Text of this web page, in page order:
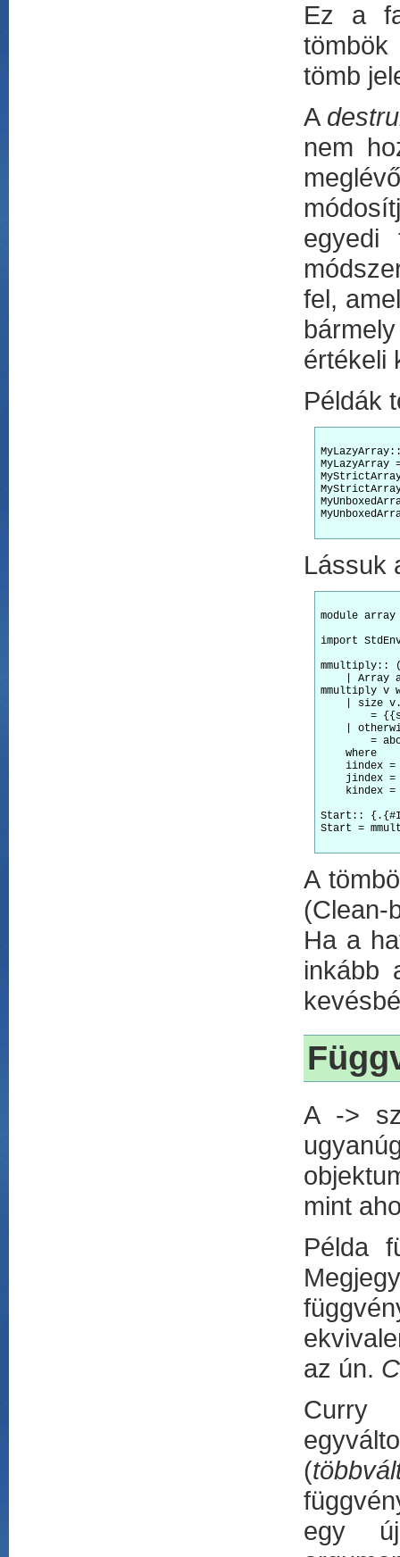
Ez a
tömb
A
nem
egyedi
fel,
értékeli
Példák
Lássuk
module
import
mmultiply::
| Array
mmultiply v
| size
=
|
=
    where
iindex =
jindex =
kindex =
Start::
Start =
A
(Clean-
Ha a
inkább
A ->
mint
Példa
az ún.
Curry
(
egy